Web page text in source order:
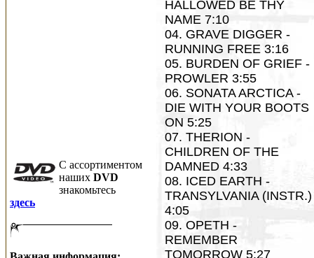
C ассортиментом
наших DVD
знакомьтесь
здесь
HALLOWED BE THY
NAME 7:10
04. GRAVE DIGGER -
RUNNING FREE 3:16
05. BURDEN OF GRIEF -
PROWLER 3:55
06. SONATA ARCTICA -
DIE WITH YOUR BOOTS
ON 5:25
07. THERION -
CHILDREN OF THE
DAMNED 4:33
08. ICED EARTH -
TRANSYLVANIA (INSTR.)
4:05
09. OPETH -
REMEMBER
TOMORROW 5:27